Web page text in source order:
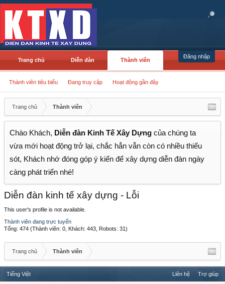
Đăng nhập
Trang chủ Diễn đàn Thành viên
Thành viên tiêu biểu Đang truy cập Hoạt động gần đây
Trang chủ Thành viên
Chào Khách, Diễn đàn Kinh Tế Xây Dựng của chúng ta
vừa mới hoạt động trở lại, chắc hẳn vẫn còn có nhiều thiếu
sót, Khách nhớ đóng góp ý kiến để xây dựng diễn đàn ngày
càng phát triển nhé!
Diễn đàn kinh tế xây dựng - Lỗi
This user's profile is not available.
Thành viên đang trực tuyến
Tổng: 474 (Thành viên: 0, Khách: 443, Robots: 31)
Trang chủ Thành viên
Tiếng Việt Liên hệ Trợ giúp